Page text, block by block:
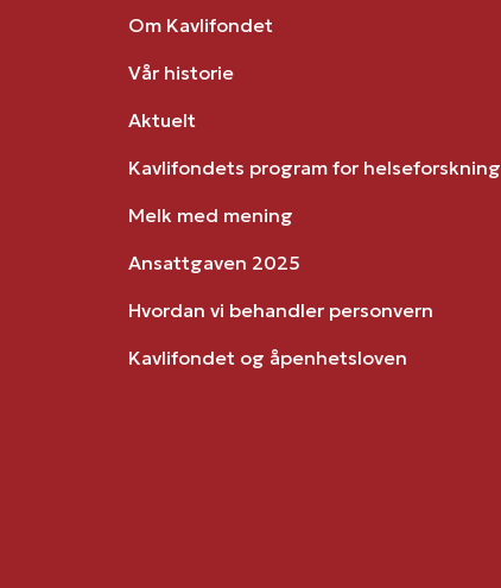
Om Kavlifondet
Vår historie
Aktuelt
Kavlifondets program for helseforskning
Melk med mening
Ansattgaven 2025
Hvordan vi behandler personvern
Kavlifondet og åpenhetsloven